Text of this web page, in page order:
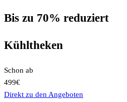
Bis zu 70% reduziert
Kühltheken
Schon ab
499€
Direkt zu den Angeboten